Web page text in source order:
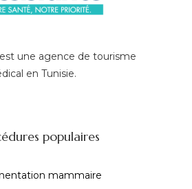
une agence de tourisme
en Tunisie.
populaires
mammaire